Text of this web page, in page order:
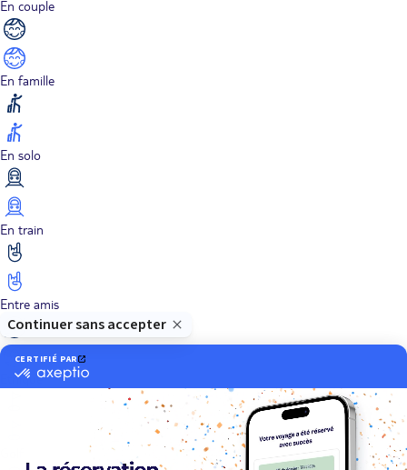
En couple
En famille
En solo
En train
Entre amis
Ethique